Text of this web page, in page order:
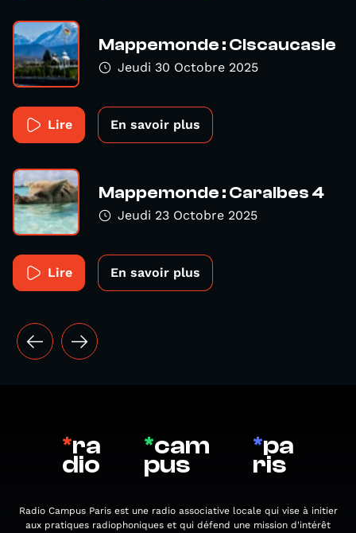
Mappemonde : Ciscaucasie
Jeudi 30 Octobre 2025
Lire En savoir plus
Mappemonde : Caraibes 4
Jeudi 23 Octobre 2025
Lire En savoir plus
*ra
dio
*cam
pus
*pa
ris
Radio Campus Paris est une radio associative locale qui vise à initier
aux pratiques radiophoniques et qui défend une mission d'intérêt